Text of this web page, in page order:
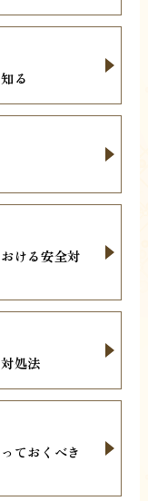
る
ける安全対
処法
ておくべき